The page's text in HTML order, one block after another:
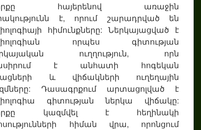
հայերենով առաջին
է, որում շարադրված են
հիմունքները: Ներկայացված է
որպես գիտության
ուղղություն, որն
է անհատի հոգեկան
և վիճակների ուղեղային
Դասագրքում արտացոլված է
գիտության ներկա վիճակը:
կազմվել է հեղինակի
հիման վրա, որոնցում